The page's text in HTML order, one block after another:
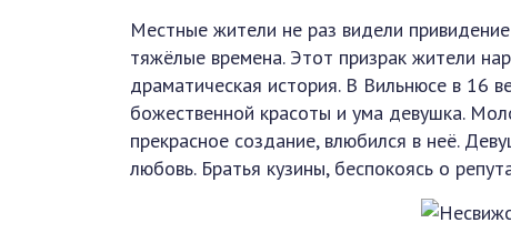
Местные жители не раз видели
тяжёлые времена. Этот призрак жители
драматическая история. В Вильнюсе в 16
божественной красоты и ума девушка.
прекрасное создание, влюбился в неё.
любовь. Братья кузины, беспокоясь о